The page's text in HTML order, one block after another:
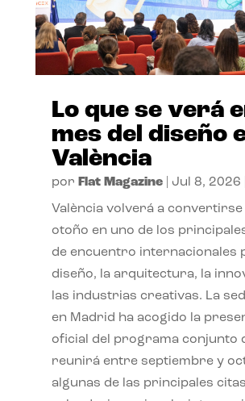
Lo que se verá
mes del diseño
València
por Flat Magazine| Jul 8, 2026
València volverá a convertirse
otoño en uno de los
de encuentro internacionales
diseño, la arquitectura, la
las industrias creativas. La
en Madrid ha acogido la
oficial del programa conjunto
reunirá entre septiembre y
algunas de las principales